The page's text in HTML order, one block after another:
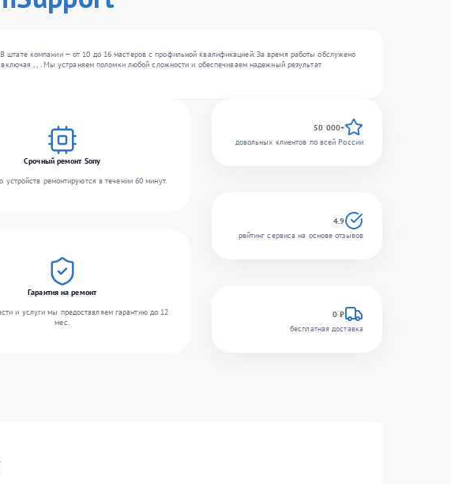
компании — от 10 до 16 мастеров с профильной квалификацией. За время работы обслужено
, , . Мы устраняем поломки любой сложности и обеспечиваем надежный результат
Срочный ремонт Sony
устройств ремонтируются в течении 60 минут.
Гарантия на ремонт
и услуги мы предоставляем гарантию до 12
мес.
50 000+
довольных клиентов по всей России
4.9
рейтинг сервиса на основе отзывов
0 ₽
бесплатная доставка